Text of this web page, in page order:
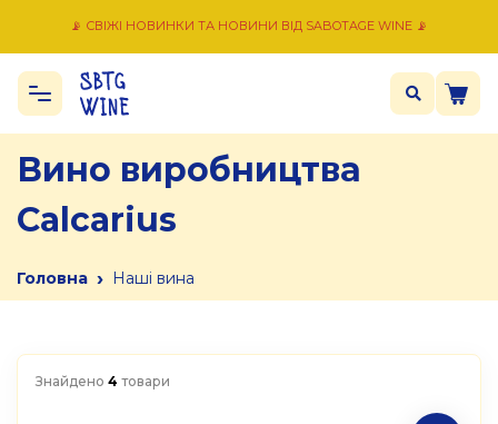
📡 СВІЖІ НОВИНКИ ТА НОВИНИ ВІД SABOTAGE WINE 📡
Вино виробництва
Calcarius
Головна › Наші вина
Знайдено 4 товари